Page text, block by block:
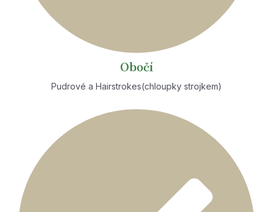
Obočí
Pudrové a Hairstrokes(chloupky strojkem)